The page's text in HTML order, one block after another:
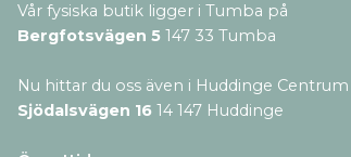
Vår fysiska butik ligger i Tumba på
Bergfotsvägen 5 147 33 Tumba
Nu hittar du oss även i Huddinge
Sjödalsvägen 16 14 147 Huddinge